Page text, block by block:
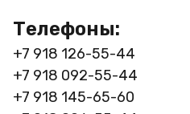
Телефоны:
+7 918 126-55-44
+7 918 092-55-44
+7 918 145-65-60